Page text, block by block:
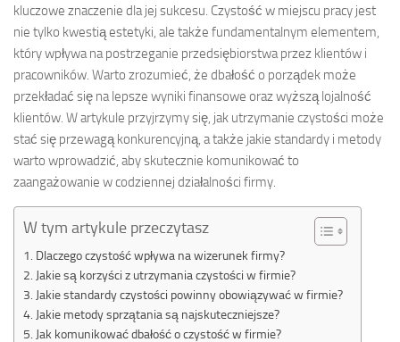
kluczowe znaczenie dla jej sukcesu. Czystość w miejscu pracy jest
nie tylko kwestią estetyki, ale także fundamentalnym elementem,
który wpływa na postrzeganie przedsiębiorstwa przez klientów i
pracowników. Warto zrozumieć, że dbałość o porządek może
przekładać się na lepsze wyniki finansowe oraz wyższą lojalność
klientów. W artykule przyjrzymy się, jak utrzymanie czystości może
stać się przewagą konkurencyjną, a także jakie standardy i metody
warto wprowadzić, aby skutecznie komunikować to
zaangażowanie w codziennej działalności firmy.
W tym artykule przeczytasz
Dlaczego czystość wpływa na wizerunek firmy?
Jakie są korzyści z utrzymania czystości w firmie?
Jakie standardy czystości powinny obowiązywać w firmie?
Jakie metody sprzątania są najskuteczniejsze?
Jak komunikować dbałość o czystość w firmie?